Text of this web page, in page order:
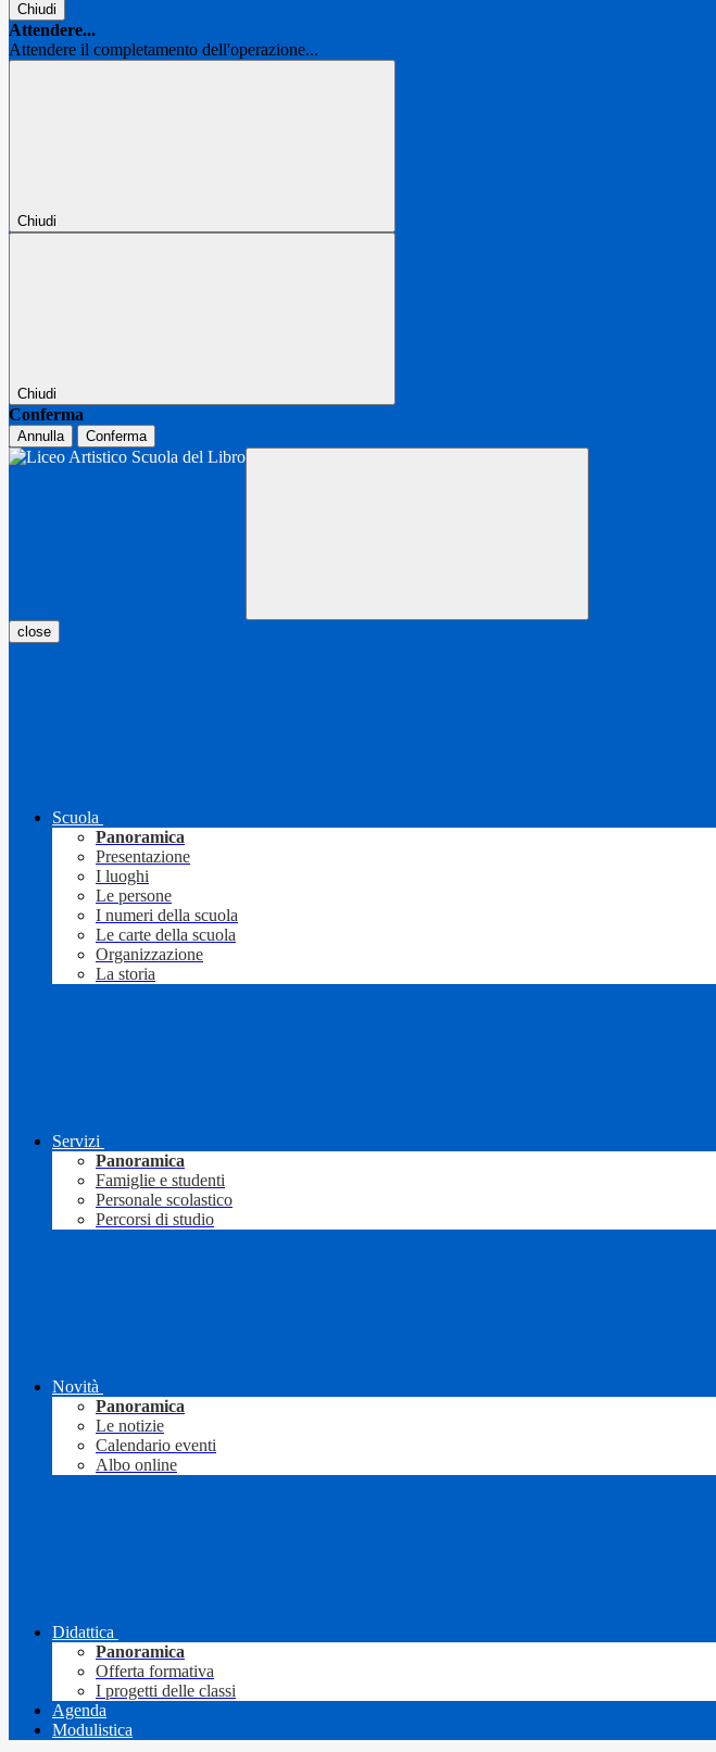
Chiudi
Attendere...
Attendere il completamento dell'operazione...
Chiudi
Chiudi
Conferma
Annulla Conferma
close
Scuola
Panoramica
Presentazione
I luoghi
Le persone
I numeri della scuola
Le carte della scuola
Organizzazione
La storia
Servizi
Panoramica
Famiglie e studenti
Personale scolastico
Percorsi di studio
Novità
Panoramica
Le notizie
Calendario eventi
Albo online
Didattica
Panoramica
Offerta formativa
I progetti delle classi
Agenda
Modulistica